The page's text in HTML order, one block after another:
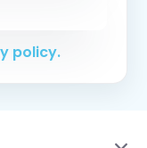
policy.